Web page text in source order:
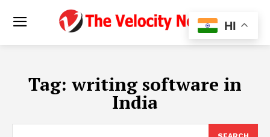
Tag: writing software in
India
HI